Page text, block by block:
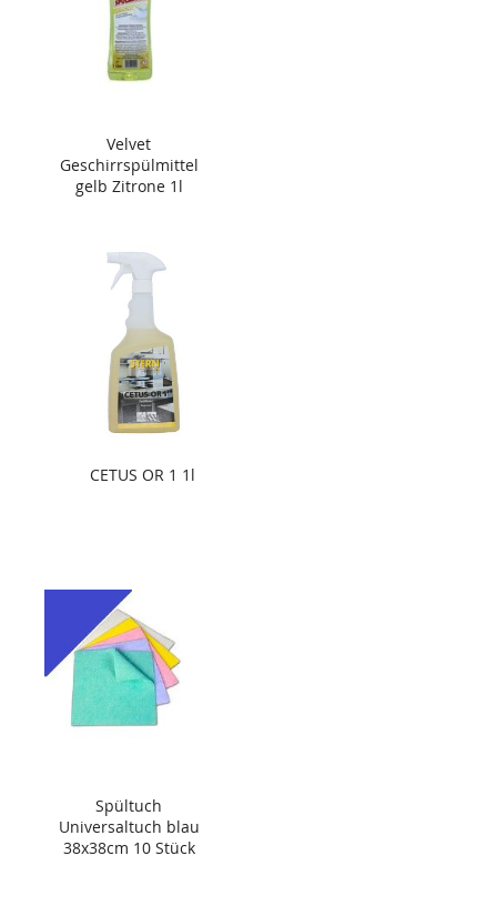
Velvet
Geschirrspülmittel
gelb Zitrone 1l
CETUS OR 1 1l
Spültuch
Universaltuch blau
38x38cm 10 Stück